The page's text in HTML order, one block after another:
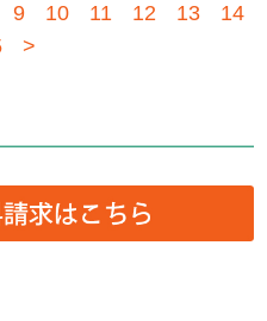
9 10 11 12 13
14
>